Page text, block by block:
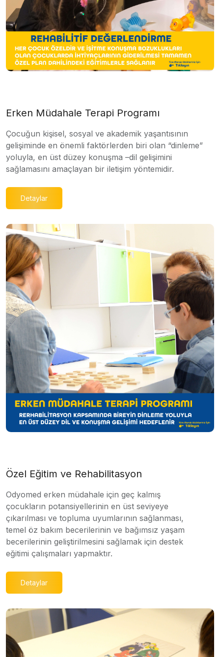
Erken Müdahale Terapi Programı
Çocuğun kişisel, sosyal ve akademik yaşantısının
gelişiminde en önemli faktörlerden biri olan “dinleme”
yoluyla, en üst düzey konuşma –dil gelişimini
sağlamasını amaçlayan bir iletişim yöntemidir.
Detaylar
Özel Eğitim ve Rehabilitasyon
Odyomed erken müdahale için geç kalmış
çocukların potansiyellerinin en üst seviyeye
çıkarılması ve topluma uyumlarının sağlanması,
temel öz bakım becerilerinin ve bağımsız yaşam
becerilerinin geliştirilmesini sağlamak için destek
eğitimi çalışmaları yapmaktır.
Detaylar